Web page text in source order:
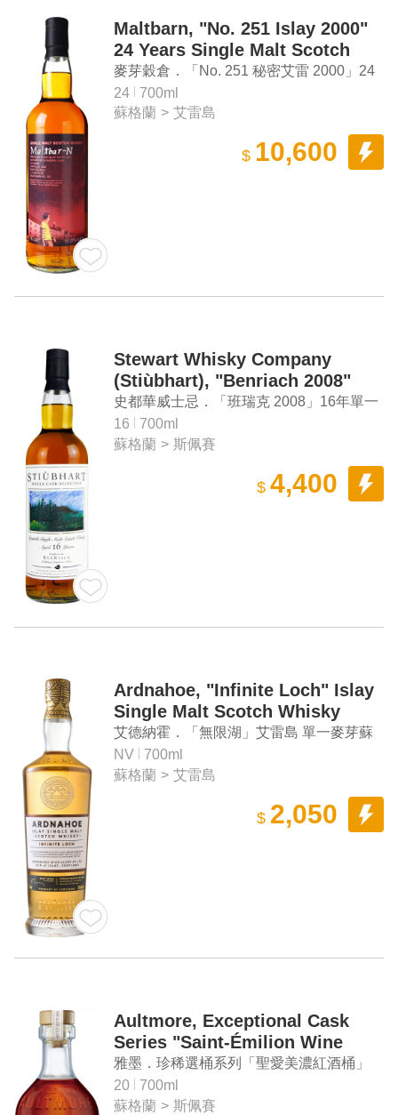
Maltbarn, "No. 251 Islay 2000"
24 Years Single Malt Scotch
Whisky
麥芽穀倉．「No. 251 秘密艾雷 2000」24
年單一麥芽蘇格蘭威士忌
24
700ml
蘇格蘭 > 艾雷島
$ 10,600
Stewart Whisky Company
(Stiùbhart), "Benriach 2008"
Aged 16 Years Speyside Single
Malt Scotch Whisky
史都華威士忌．「班瑞克 2008」16年單一
麥芽蘇格蘭威士忌
16
700ml
蘇格蘭 > 斯佩賽
$ 4,400
Ardnahoe, "Infinite Loch" Islay
Single Malt Scotch Whisky
艾德納霍．「無限湖」艾雷島 單一麥芽蘇
格蘭威士忌
NV
700ml
蘇格蘭 > 艾雷島
$ 2,050
Aultmore, Exceptional Cask
Series "Saint-Émilion Wine
Cask" Aged 20 Years Speyside
Single Malt Scotch Whisky
雅墨．珍稀選桶系列「聖愛美濃紅酒桶」
20年斯佩賽單一麥芽蘇格蘭威士忌
20
700ml
蘇格蘭 > 斯佩賽